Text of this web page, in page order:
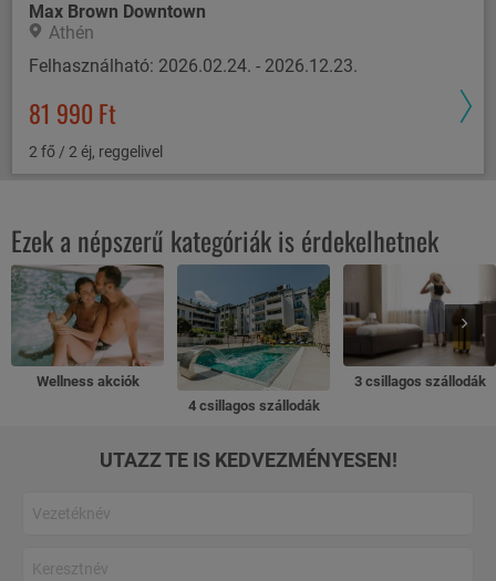
Max Brown Downtown
Athén
Felhasználható: 2026.02.24. - 2026.12.23.
81 990 Ft
2 fő / 2 éj, reggelivel
Ezek a népszerű kategóriák is érdekelhetnek
Wellness akciók
4 csillagos szállodák
3 csillagos szállodák
UTAZZ TE IS KEDVEZMÉNYESEN!